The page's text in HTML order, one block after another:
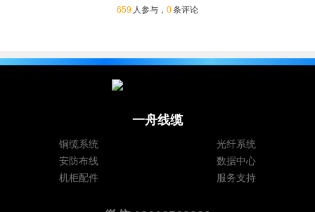
659 人参与， 0条评论
一舟线缆
铜缆系统
光纤系统
安防布线
数据中心
机柜配件
服务支持